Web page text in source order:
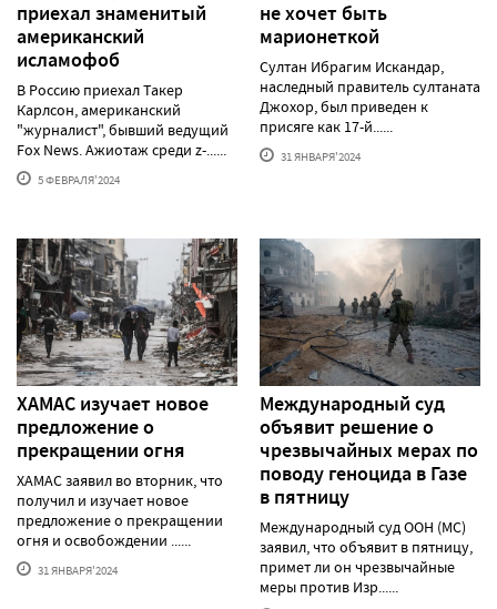
приехал знаменитый
американский
исламофоб
В Россию приехал Такер
Карлсон, американский
"журналист", бывший ведущий
Fox News. Ажиотаж среди z-......
5 ФЕВРАЛЯ'2024
не хочет быть
марионеткой
Султан Ибрагим Искандар,
наследный правитель султаната
Джохор, был приведен к
присяге как 17-й......
31 ЯНВАРЯ'2024
ХАМАС изучает новое
предложение о
прекращении огня
ХАМАС заявил во вторник, что
получил и изучает новое
предложение о прекращении
огня и освобождении ......
31 ЯНВАРЯ'2024
Международный суд
объявит решение о
чрезвычайных мерах по
поводу геноцида в Газе
в пятницу
Международный суд ООН (МС)
заявил, что объявит в пятницу,
примет ли он чрезвычайные
меры против Изр......